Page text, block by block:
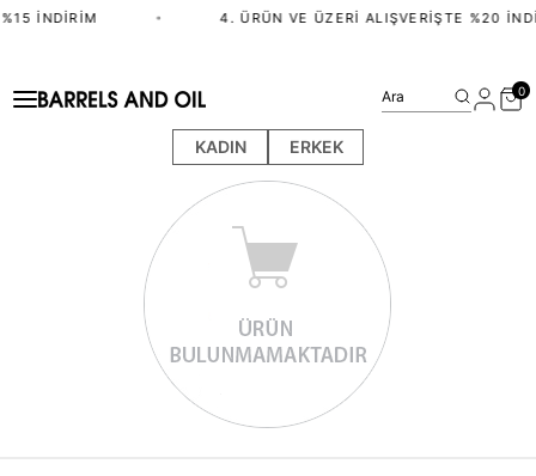
İNDIRIM • 4. ÜRÜN VE ÜZERI ALIŞVERIŞTE %20
KADIN ERKEK
Ara 0